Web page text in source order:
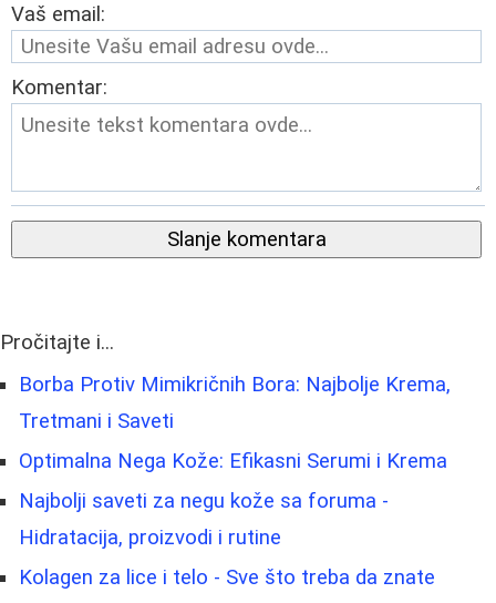
Vaš email:
Komentar:
Slanje komentara
Pročitajte i...
Borba Protiv Mimikričnih Bora: Najbolje Krema,
Tretmani i Saveti
Optimalna Nega Kože: Efikasni Serumi i Krema
Najbolji saveti za negu kože sa foruma -
Hidratacija, proizvodi i rutine
Kolagen za lice i telo - Sve što treba da znate